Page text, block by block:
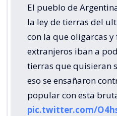
El pueblo de
la ley de tierras del
con la que oligarcas
extranjeros iban a
tierras que quisieran
eso se ensañaron
popular con esta
pic.twitter.com/